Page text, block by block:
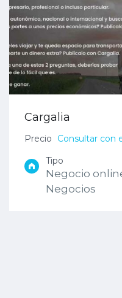
Cargalia
Precio
Consultar con
Tipo
Negocio
Negocios